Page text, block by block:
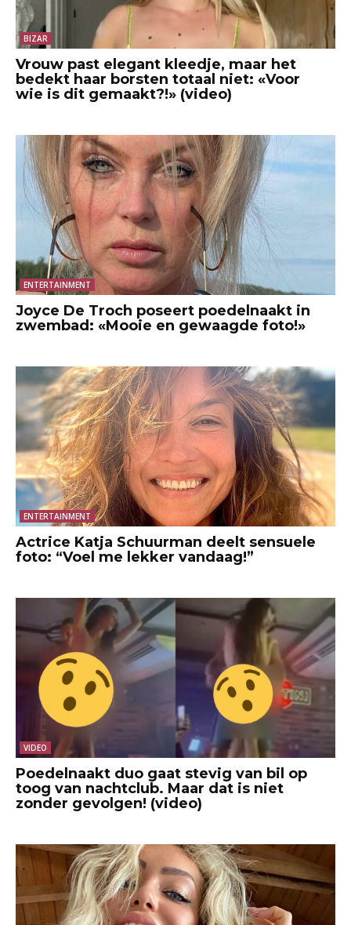
BIZAR
Vrouw past elegant kleedje, maar het
bedekt haar borsten totaal niet: «Voor
wie is dit gemaakt?!» (video)
ENTERTAINMENT
Joyce De Troch poseert poedelnaakt in
zwembad: «Mooie en gewaagde foto!»
ENTERTAINMENT
Actrice Katja Schuurman deelt sensuele
foto: “Voel me lekker vandaag!”
VIDEO
Poedelnaakt duo gaat stevig van bil op
toog van nachtclub. Maar dat is niet
zonder gevolgen! (video)